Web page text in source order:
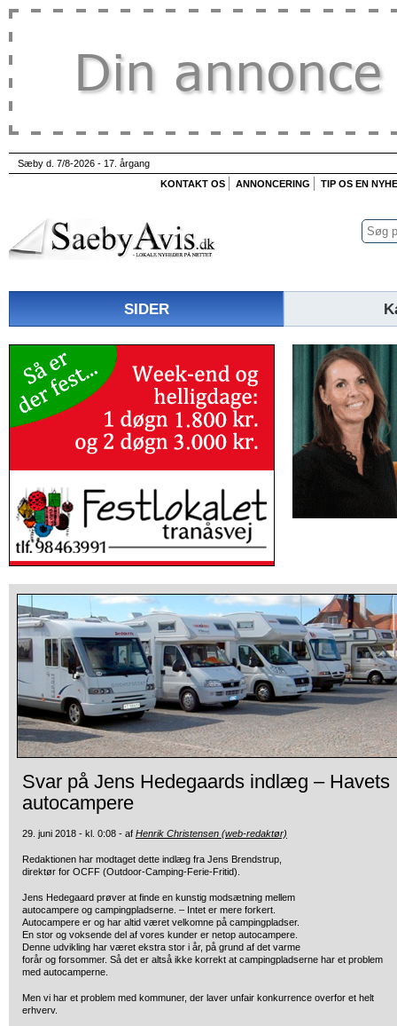
Sæby d. 7/8-2026 - 17. årgang
KONTAKT OS
ANNONCERING TIP OS EN
SIDER
Svar på Jens Hedegaards indlæg – Havets
autocampere
29. juni 2018 - kl. 0:08 - af Henrik Christensen (web-redaktør)
Redaktionen har modtaget dette indlæg fra Jens Brendstrup,
direktør for OCFF (Outdoor-Camping-Ferie-Fritid).
Jens Hedegaard prøver at finde en kunstig modsætning mellem
autocampere og campingpladserne. – Intet er mere forkert.
Autocampere er og har altid været velkomne på campingpladser.
En stor og voksende del af vores kunder er netop autocampere.
Denne udvikling har været ekstra stor i år, på grund af det varme
forår og forsommer. Så det er altså ikke korrekt at campingpladserne har et problem
med autocamperne.
Men vi har et problem med kommuner, der laver unfair konkurrence overfor et helt
erhverv.